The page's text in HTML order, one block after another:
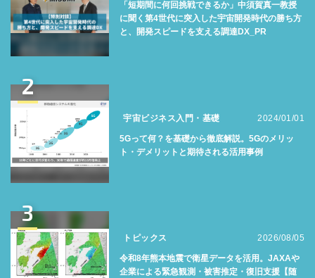
「短期間に何回挑戦できるか」中須賀真一教授
に聞く第4世代に突入した宇宙開発時代の勝ち方
と、開発スピードを支える調達DX_PR
2
宇宙ビジネス入門・基礎 2024/01/01
5Gって何？を基礎から徹底解説。5Gのメリッ
ト・デメリットと期待される活用事例
3
トピックス 2026/08/05
令和8年熊本地震で衛星データを活用。JAXAや
企業による緊急観測・被害推定・復旧支援【随